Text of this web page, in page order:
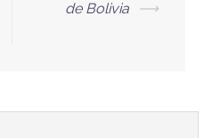
de Bolivia
⟶